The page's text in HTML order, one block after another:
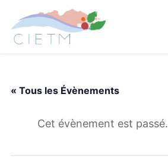
contenu
« Tous les Évènements
Cet évènement est passé.